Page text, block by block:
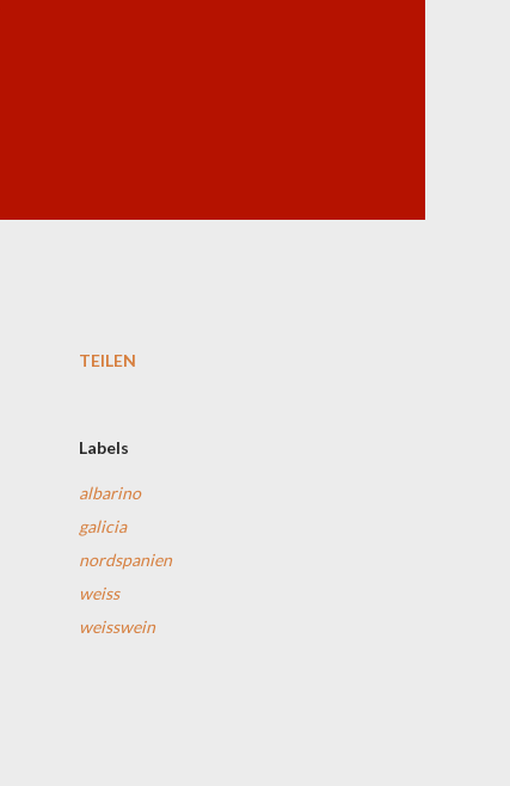
TEILEN
Labels
albarino
galicia
nordspanien
weiss
weisswein